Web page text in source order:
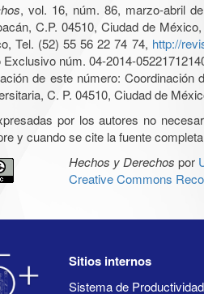
, vol. 16, núm. 86, marzo-abril
C.P. 04510, Ciudad de
Tel. (52) 55 56 22 74 74, http://
núm. 04-2014-
de este número:
C. P. 04510, Ciudad de
por los autores no
y cuando se cite la fuente
Hechos y Derechos por
Creative Commons
Sitios internos
Sistema de